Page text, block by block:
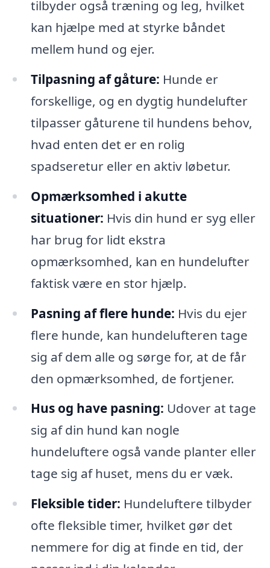
tilbyder også træning og leg, hvilket
kan hjælpe med at styrke båndet
mellem hund og ejer.
Tilpasning af gåture: Hunde er
forskellige, og en dygtig hundelufter
tilpasser gåturene til hundens behov,
hvad enten det er en rolig
spadseretur eller en aktiv løbetur.
Opmærksomhed i akutte
situationer: Hvis din hund er syg eller
har brug for lidt ekstra
opmærksomhed, kan en hundelufter
faktisk være en stor hjælp.
Pasning af flere hunde: Hvis du ejer
flere hunde, kan hundelufteren tage
sig af dem alle og sørge for, at de får
den opmærksomhed, de fortjener.
Hus og have pasning: Udover at tage
sig af din hund kan nogle
hundeluftere også vande planter eller
tage sig af huset, mens du er væk.
Fleksible tider: Hundeluftere tilbyder
ofte fleksible timer, hvilket gør det
nemmere for dig at finde en tid, der